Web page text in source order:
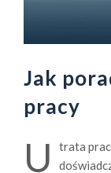
Jak
pracy
U
trata